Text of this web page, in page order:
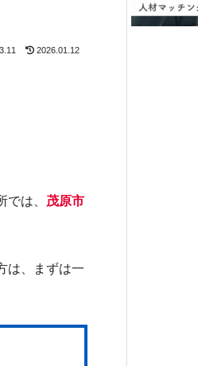
2026.01.12
は、 茂原市
は、まずは一